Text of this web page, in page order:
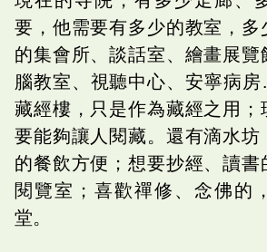
要，他需要有多少的教室，多
的集會所、談話室、繪畫展覽
腦教室、視聽中心、安寧病
藏經樓，只是作為藏經之用；
要能夠讓人閱藏。還有滴水坊
的餐飲方便；想要抄經、讀書
閱覽室；喜歡禪修、念佛的
堂。